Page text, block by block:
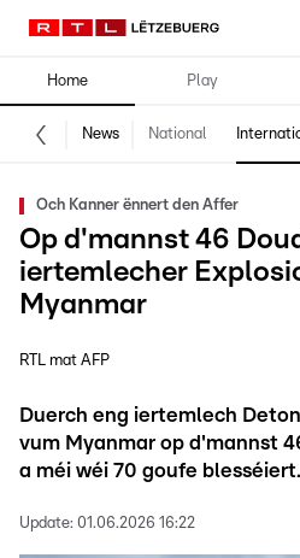
Home Play
News National
Och Kanner ënnert den Affer
Op d'mannst 46
iertemlecher
Myanmar
RTL mat AFP
Duerch eng iertemlech
vum Myanmar op d'mannst
a méi wéi 70 goufe blesséiert.
Update: 01.06.2026 16:22